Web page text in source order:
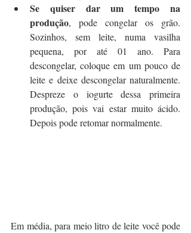
Se quiser dar um tempo na
produção, pode congelar os grão.
Sozinhos, sem leite, numa vasilha
pequena, por até 01 ano. Para
descongelar, coloque em um pouco de
leite e deixe descongelar naturalmente.
Despreze o iogurte dessa primeira
produção, pois vai estar muito ácido.
Depois pode retomar normalmente.
Em média, para meio litro de leite você pode